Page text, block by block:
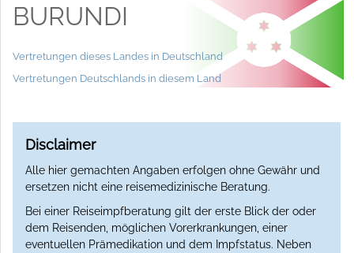
BURUNDI
Vertretungen dieses Landes in Deutschland
Vertretungen Deutschlands in diesem Land
Disclaimer
Alle hier gemachten Angaben erfolgen ohne Gewähr und
ersetzen nicht eine reisemedizinische Beratung.
Bei einer Reiseimpfberatung gilt der erste Blick der oder
dem Reisenden, möglichen Vorerkrankungen, einer
eventuellen Prämedikation und dem Impfstatus. Neben